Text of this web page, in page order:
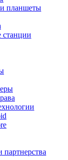
планшеты